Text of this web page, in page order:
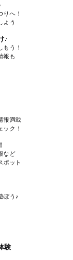
りへ！
よう
♪
う！
報も
報満載
ク！
など
ポット
ぼう♪
験